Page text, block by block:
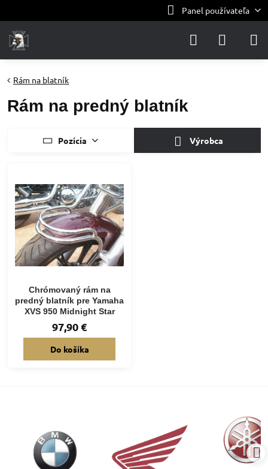
Panel používateľa
Rám na blatník
Rám na predný blatník
Pozícia Výrobca
Chrómovaný rám na
predný blatník pre Yamaha
XVS 950 Midnight Star
97,90 €
Do košíka